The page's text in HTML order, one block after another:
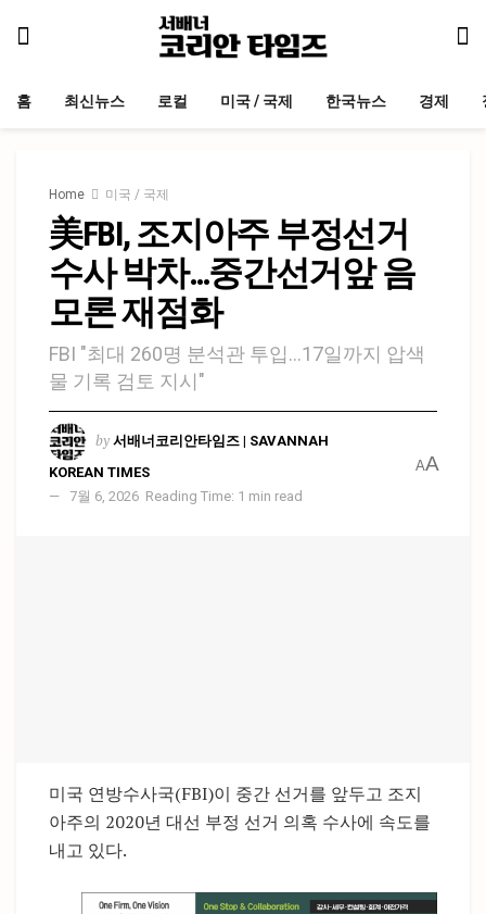
홈 최신뉴스 로컬 미국 / 국제 한국뉴스 경제
Home 미국 / 국제
美FBI, 조지아주 부정선거
수사 박차…중간선거앞 음
모론 재점화
FBI "최대 260명 분석관 투입…17일까지 압색
물 기록 검토 지시"
by 서배너코리안타임즈 | SAVANNAH
KOREAN TIMES
7월 6, 2026 Reading Time: 1 min read
AA
미국 연방수사국(FBI)이 중간 선거를 앞두고 조지
아주의 2020년 대선 부정 선거 의혹 수사에 속도를
내고 있다.